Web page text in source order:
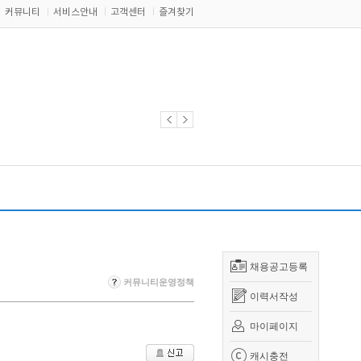
커뮤니티 서비스안내 고객센터 즐겨찾기
채용공고등록
이력서작성
마이페이지
캐시충전
커뮤니티운영정책